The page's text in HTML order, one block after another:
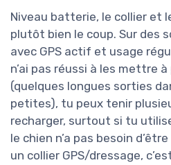
Niveau batterie, le collier et
plutôt bien le coup. Sur des
avec GPS actif et usage
n’ai pas réussi à les mettre
(quelques longues sorties
petites), tu peux tenir
recharger, surtout si tu
le chien n’a pas besoin
un collier GPS/dressage,